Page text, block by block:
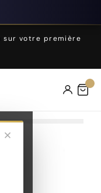
sur votre première